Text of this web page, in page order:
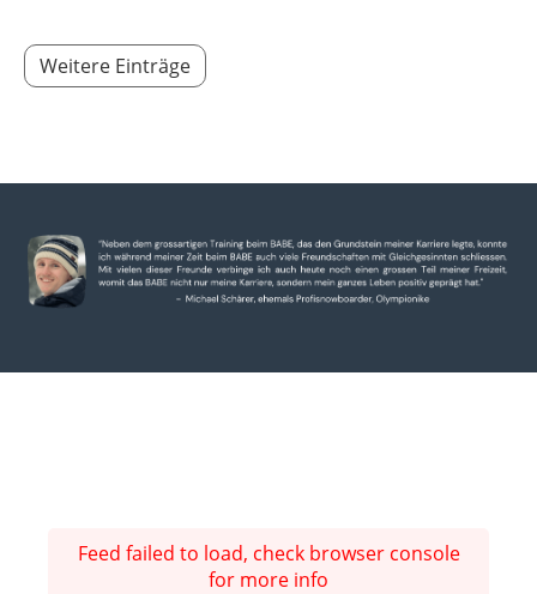
Weitere Einträge
Feed failed to load, check browser console
for more info